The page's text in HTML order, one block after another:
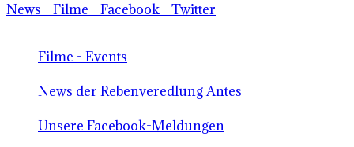
News - Filme - Facebook - Twitter
Filme - Events
News der Rebenveredlung Antes
Unsere Facebook-Meldungen